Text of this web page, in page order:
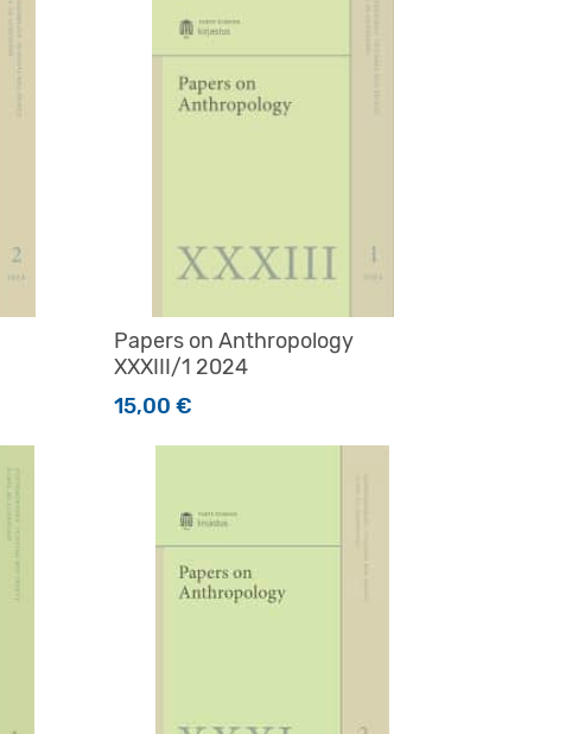
Papers on Anthropology
XXXIII/1 2024
15,00€